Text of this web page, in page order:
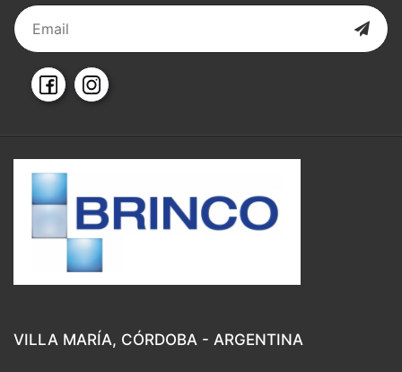
VILLA MARÍA, CÓRDOBA - ARGENTINA